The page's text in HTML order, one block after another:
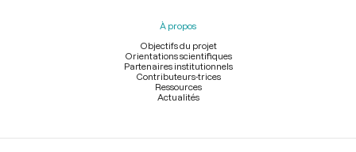
À propos
Objectifs du projet
Orientations scientifiques
Partenaires institutionnels
Contributeurs-trices
Ressources
Actualités